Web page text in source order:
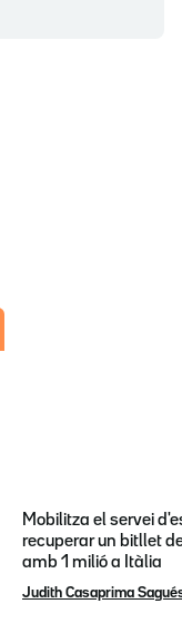
Mobilitza el servei
recuperar un bitllet
amb 1 milió a Itàlia
Judith Casaprima